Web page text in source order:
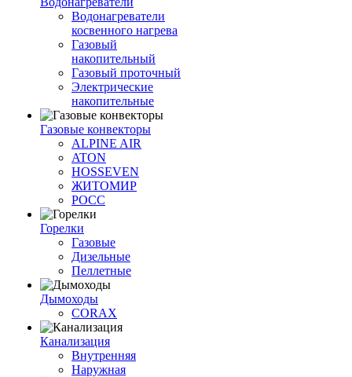
Водонагреватели
косвенного нагрева
Газовый
накопительный
Газовый проточный
Электрические
накопительные
Газовые конвекторы
ALPINE AIR
ATON
HOSSEVEN
ЖИТОМИР
РОСС
Горелки
Газовые
Дизельные
Пеллетные
Дымоходы
CORAX
Канализация
Внутренняя
Наружная